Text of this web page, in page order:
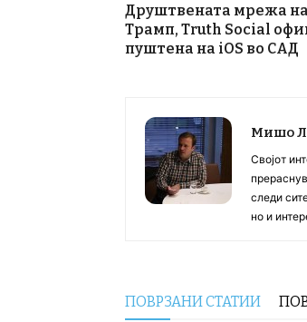
Друштвената мрежа
Трамп, Truth Social
пуштена на iOS во САД
Мишо
Својот
следи
но и
ПОВРЗАНИ СТАТИИ